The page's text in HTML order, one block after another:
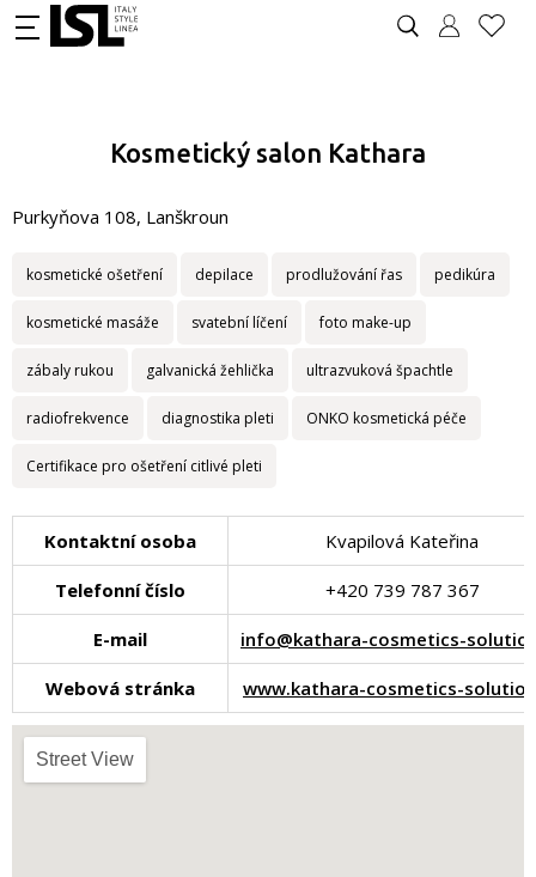
Kosmetický salon Kathara
Purkyňova 108, Lanškroun
kosmetické ošetření depilace prodlužování řas pedikúra
kosmetické masáže svatební líčení foto make-up
zábaly rukou galvanická žehlička ultrazvuková špachtle
radiofrekvence diagnostika pleti ONKO kosmetická péče
Certifikace pro ošetření citlivé pleti
Kontaktní osoba Kvapilová Kateřina
Telefonní číslo +420 739 787 367
E-mail info@kathara-cosmetics-
Webová stránka www.kathara-cosmetics-
Street View